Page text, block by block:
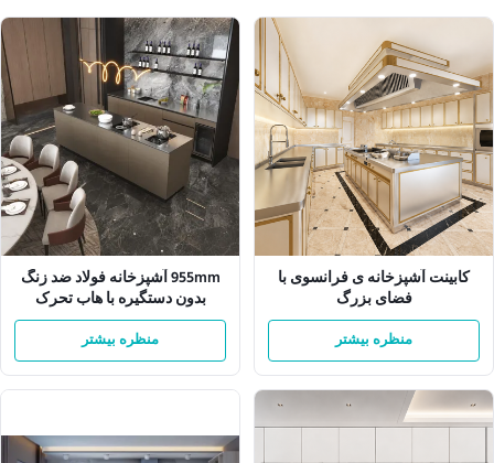
کابینت آشپزخانه ی فرانسوی با
فضای بزرگ
منظره بیشتر
955mm آشپزخانه فولاد ضد زنگ
بدون دستگیره با هاب تحرک
منظره بیشتر